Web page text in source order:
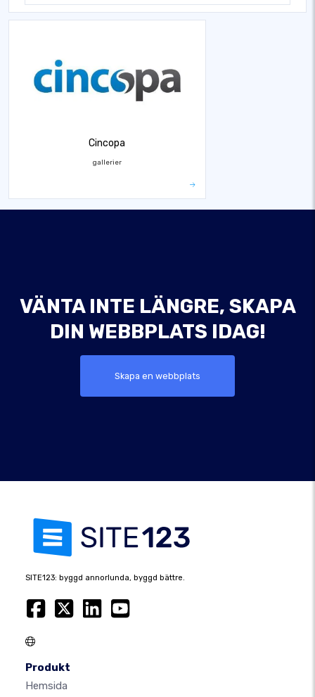
Cincopa
gallerier
VÄNTA INTE LÄNGRE, SKAPA
DIN WEBBPLATS IDAG!
Skapa en webbplats
SITE123: byggd annorlunda, byggd bättre.
Produkt
Hemsida